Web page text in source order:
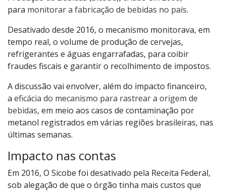
para monitorar a fabricação de bebidas no país.
Desativado desde 2016, o mecanismo monitorava, em
tempo real, o volume de produção de cervejas,
refrigerantes e águas engarrafadas, para coibir
fraudes fiscais e garantir o recolhimento de impostos.
A discussão vai envolver, além do impacto financeiro,
a eficácia do mecanismo para rastrear a origem de
bebidas, em meio aos casos de contaminação por
metanol registrados em várias regiões brasileiras, nas
últimas semanas.
Impacto nas contas
Em 2016, O Sicobe foi desativado pela Receita Federal,
sob alegação de que o órgão tinha mais custos que